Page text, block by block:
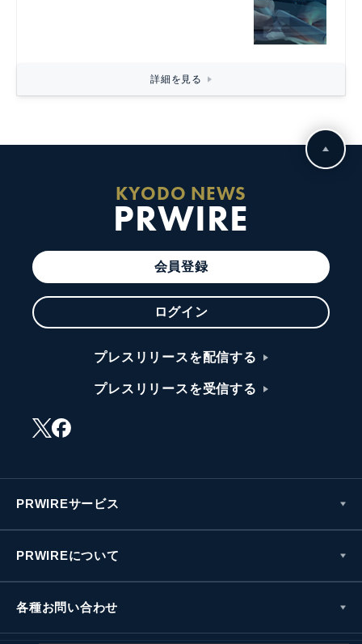
詳細を見る
KYODO NEWS
PRWIRE
会員登録
ログイン
プレスリリースを配信する
プレスリリースを受信する
PRWIREサービス
PRWIREについて
各種お問い合わせ